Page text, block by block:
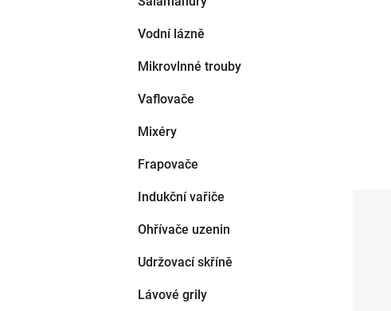
Vodní lázně
Mikrovlnné trouby
Vaflovače
Mixéry
Frapovače
Indukční vařiče
Ohřívače uzenin
Udržovací skříně
Lávové grily